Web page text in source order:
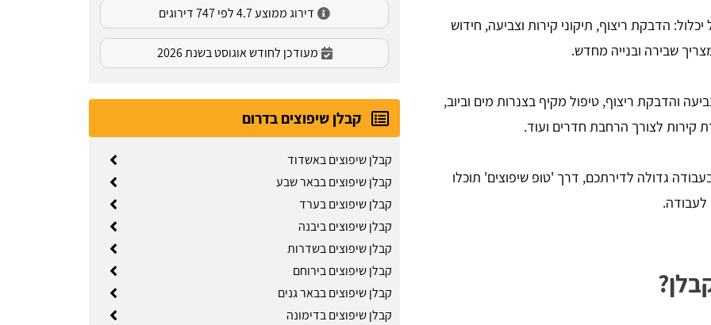
הדבקת ריצוף, תיקוני קירות וצביעה, חידוש
שבירה ובנייה מחדש.
והדבקת ריצוף, טיפול מקיף בצנרות מים וביוב,
קירות לצורך הרחבת חדרים ועוד.
גדולה לדירתכם, דרך 'טופ שיפוצים' תוכלו
לעבודה.
דירוג ממוצע 4.7 לפי 747 דירוגים
מעודכן לחודש אוגוסט בשנת 2026
קבלן שיפוצים בדרום
קבלן שיפוצים באשדוד
קבלן שיפוצים בבאר שבע
קבלן שיפוצים בערד
קבלן שיפוצים ביבנה
קבלן שיפוצים בשדרות
קבלן שיפוצים בירוחם
קבלן שיפוצים בבאר גנים
קבלן שיפוצים בדימונה